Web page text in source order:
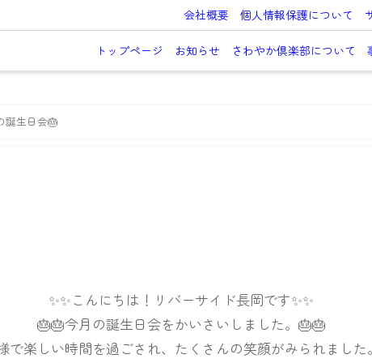
会社概要 個人情報保護について
トップページ お知らせ さわやか倶楽部について
誕生日会🎂
✨✨こんにちは！リバーサイド長岡です✨✨
🎂🎂今月の誕生日会をかいさいしました。🎂🎂
楽しい時間を過ごされ、たくさんの笑顔がみられまし